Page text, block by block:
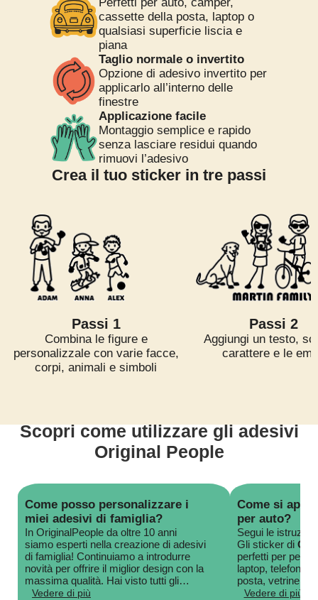
Perfetti per auto, camper,
cassette della posta, laptop o
qualsiasi superficie liscia e
piana
Taglio normale o invertito
Opzione di adesivo invertito per
applicarlo all’interno delle
finestre
Applicazione facile
Montaggio semplice e rapido
senza lasciare residui quando
rimuovi l’adesivo
Crea il tuo sticker in tre passi
Passi 1
Combina le figure e
personalizzale con varie facce,
corpi, animali e simboli
Passi 2
Aggiungi un testo,
carattere e le
Scopri come utilizzare gli adesivi
Original People
Come posso personalizzare i
miei adesivi di famiglia?
In OriginalPeople da oltre 10 anni
siamo esperti nella creazione di adesivi
di famiglia! Continuiamo a introdurre
novità per offrire il miglior design con la
massima qualità. Hai visto tutti gli
avatar che puoi creare? Hai più di 170
Come si
per auto?
Segui le
Gli sticker di
perfetti per
laptop, telefoni,
posta, vetrine di
adesivi sono